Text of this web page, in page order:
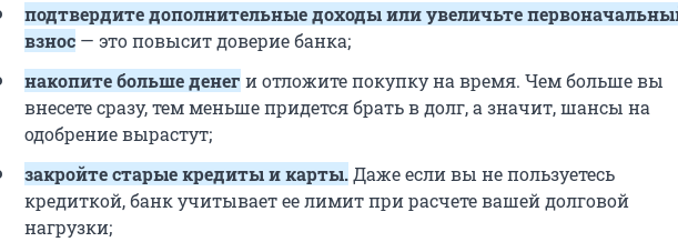
подтвердите дополнительные доходы или увеличьте
взнос — это повысит доверие банка;
накопите больше денег и отложите покупку на время. Чем больше вы
внесете сразу, тем меньше придется брать в долг, а значит, шансы на
одобрение вырастут;
закройте старые кредиты и карты.Даже если вы не пользуетесь
кредиткой, банк учитывает ее лимит при расчете вашей долговой
нагрузки;